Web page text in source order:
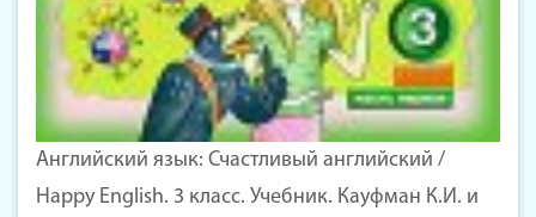
Английский язык: Счастливый английский /
Happy English. 3 класс. Учебник. Кауфман К.И. и